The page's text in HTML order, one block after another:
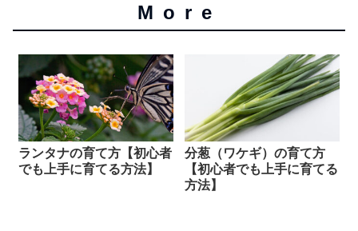
More
ランタナの育て方【初心者
でも上手に育てる方法】
分葱（ワケギ）の育て方
【初心者でも上手に育てる
方法】